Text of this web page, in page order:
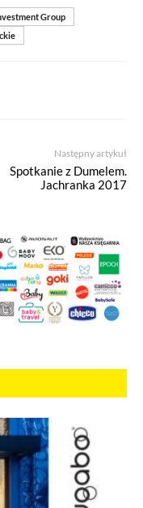
Group
Następny artykuł
Spotkanie z Dumelem.
Jachranka 2017